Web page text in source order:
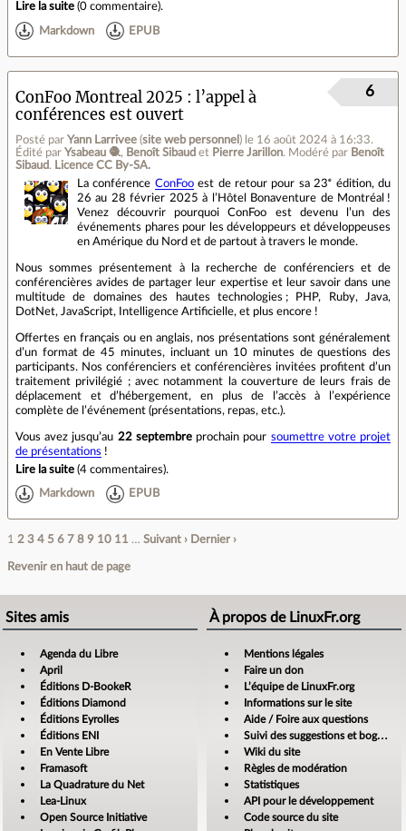
Lire la suite (0 commentaire).
Markdown EPUB
ConFoo Montreal 2025 : l’appel à
conférences est ouvert
Posté par Yann Larrivee (site web personnel ) le 16 août 2024 à 16:33.
Édité par Ysabeau 🧶, Benoît Sibaud et Pierre Jarillon. Modéré par Benoît
Sibaud. Licence CC By‑SA.
6
La conférence ConFooest de retour pour sa 23ᵉ édition, du
26 au 28 février 2025 à l’Hôtel Bonaventure de Montréal !
Venez découvrir pourquoi ConFoo est devenu l’un des
événements phares pour les développeurs et développeuses
en Amérique du Nord et de partout à travers le monde.
Nous sommes présentement à la recherche de conférenciers et de
conférencières avides de partager leur expertise et leur savoir dans une
multitude de domaines des hautes technologies ; PHP, Ruby, Java,
DotNet, JavaScript, Intelligence Artificielle, et plus encore !
Offertes en français ou en anglais, nos présentations sont généralement
d’un format de 45 minutes, incluant un 10 minutes de questions des
participants. Nos conférenciers et conférencières invitées profitent d’un
traitement privilégié ; avec notamment la couverture de leurs frais de
déplacement et d’hébergement, en plus de l’accès à l’expérience
complète de l’événement (présentations, repas, etc.).
Vous avez jusqu’au 22 septembreprochain pour soumettre votre projet
de présentations !
Lire la suite (4 commentaires).
Markdown EPUB
1 2 3 4 5 6 7 8 9 10 11 … Suivant › Dernier ›
Revenir en haut de page
Sites amis
Agenda du Libre
April
Éditions D-BookeR
Éditions Diamond
Éditions Eyrolles
Éditions ENI
En Vente Libre
Framasoft
La Quadrature du Net
Lea-Linux
Open Source Initiative
À propos de LinuxFr.org
Mentions légales
Faire un don
L’équipe de LinuxFr.org
Informations sur le site
Aide / Foire aux questions
Suivi des suggestions et bogues
Wiki du site
Règles de modération
Statistiques
API pour le développement
Code source du site